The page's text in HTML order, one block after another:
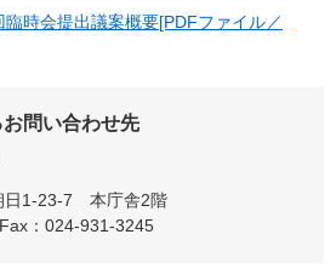
時会提出議案概要[PDFファイル／
問い合わせ先
日1-23-7 本庁舎2階
Fax：024-931-3245